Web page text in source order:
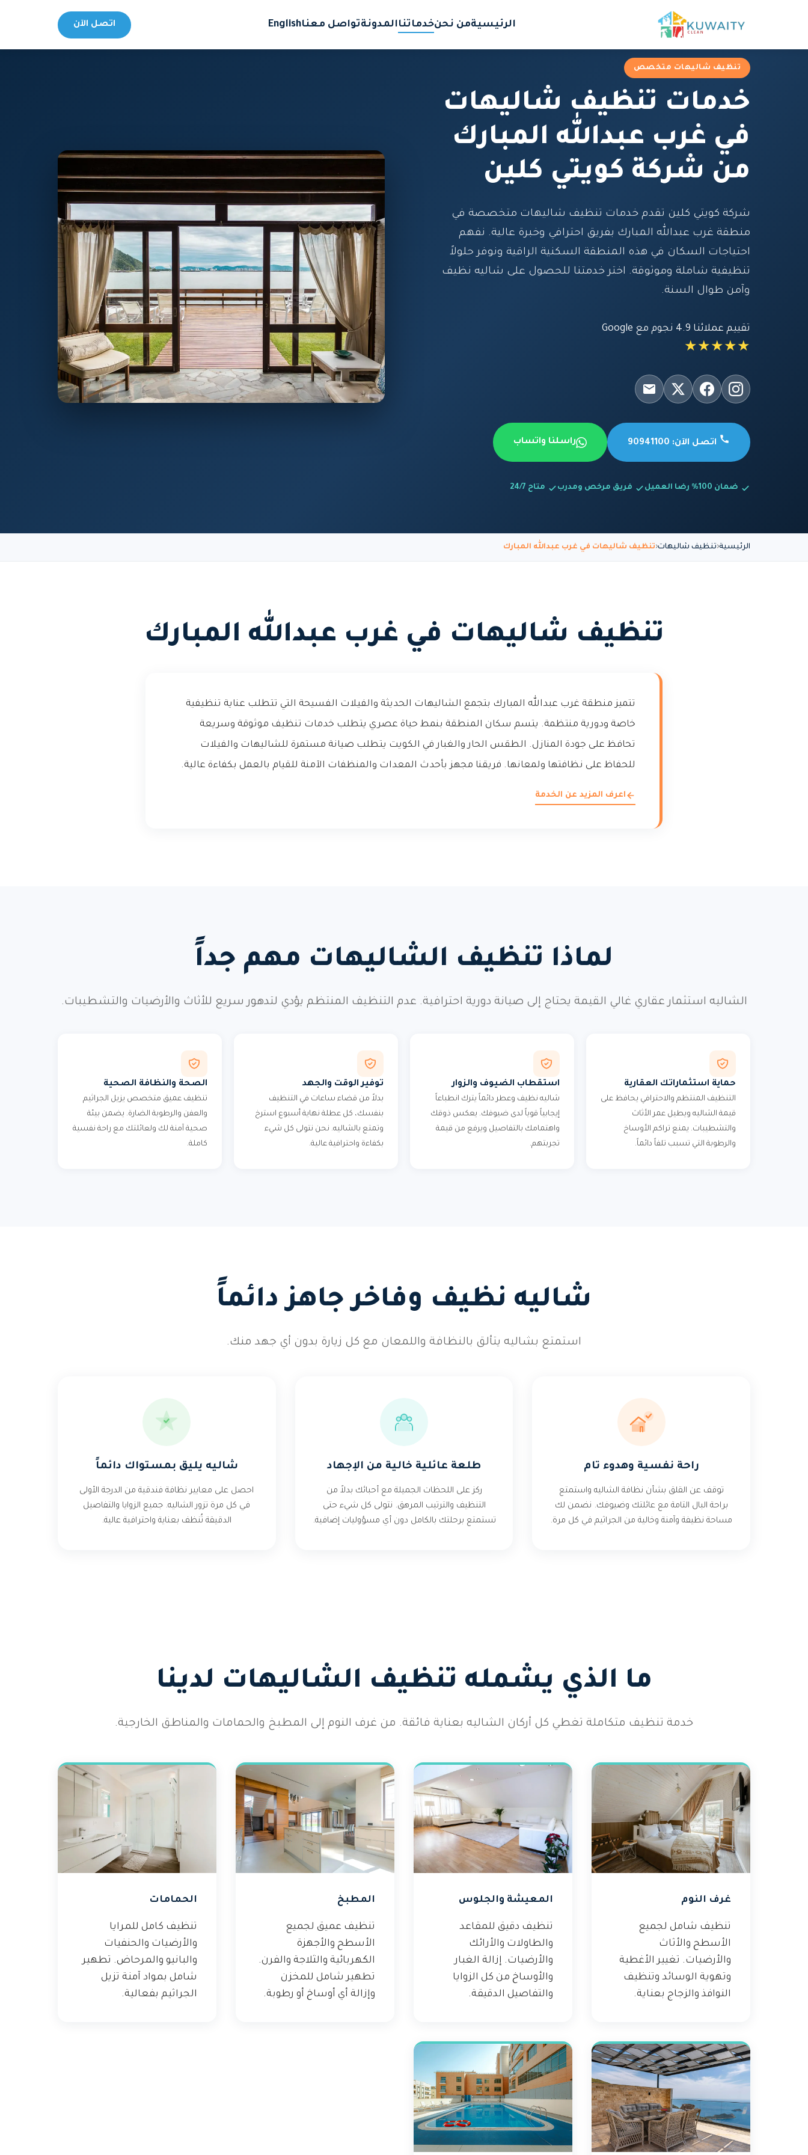
الرئيسيةمن نحنخدماتناالمدونةتواصل معناEnglish اتصل الآن
تنظيف شاليهات متخصص
خدمات تنظيف شاليهات
في غرب عبدالله المبارك
من شركة كويتي كلين
شركة كويتي كلين تقدم خدمات تنظيف شاليهات متخصصة في
منطقة غرب عبدالله المبارك بفريق احترافي وخبرة عالية. نفهم
احتياجات السكان في هذه المنطقة السكنية الراقية ونوفر حلولاً
تنظيفية شاملة وموثوقة. اختر خدمتنا للحصول على شاليه نظيف
وآمن طوال السنة.
تقييم عملائنا 4.9 نجوم مع Google
★★★★★
اتصل الآن: 90941100 راسلنا واتساب
ضمان 100% رضا العميل فريق مرخص ومدرب متاح 24/7
الرئيسية تنظيف شاليهات تنظيف شاليهات في غرب عبدالله المبارك
تنظيف شاليهات في غرب عبدالله المبارك
تتميز منطقة غرب عبدالله المبارك بتجمع الشاليهات الحديثة والفيلات الفسيحة التي تتطلب عناية تنظيفية
خاصة ودورية منتظمة. يتسم سكان المنطقة بنمط حياة عصري يتطلب خدمات تنظيف موثوقة وسريعة
تحافظ على جودة المنازل. الطقس الحار والغبار في الكويت يتطلب صيانة مستمرة للشاليهات والفيلات
للحفاظ على نظافتها ولمعانها. فريقنا مجهز بأحدث المعدات والمنظفات الآمنة للقيام بالعمل بكفاءة عالية.
اعرف المزيد عن الخدمة
لماذا تنظيف الشاليهات مهم جداً
الشاليه استثمار عقاري غالي القيمة يحتاج إلى صيانة دورية احترافية. عدم التنظيف المنتظم يؤدي لتدهور سريع للأثاث والأرضيات والتشطيبات.
حماية استثماراتك العقارية
التنظيف المنتظم والاحترافي يحافظ على
قيمة الشاليه ويطيل عمر الأثاث
والتشطيبات. يمنع تراكم الأوساخ
والرطوبة التي تسبب تلفاً دائماً.
استقطاب الضيوف والزوار
شاليه نظيف وعطر دائماً يترك انطباعاً
إيجابياً قوياً لدى ضيوفك. يعكس ذوقك
واهتمامك بالتفاصيل ويرفع من قيمة
تجربتهم.
توفير الوقت والجهد
بدلاً من قضاء ساعات في التنظيف
بنفسك، كل عطلة نهاية أسبوع استرخ
وتمتع بالشاليه. نحن نتولى كل شيء
بكفاءة واحترافية عالية.
الصحة والنظافة الصحية
تنظيف عميق متخصص يزيل الجراثيم
والعفن والرطوبة الضارة. يضمن بيئة
صحية آمنة لك ولعائلتك مع راحة نفسية
كاملة.
شاليه نظيف وفاخر جاهز دائماً
استمتع بشاليه يتألق بالنظافة واللمعان مع كل زيارة بدون أي جهد منك.
راحة نفسية وهدوء تام
توقف عن القلق بشأن نظافة الشاليه واستمتع
براحة البال التامة مع عائلتك وضيوفك. نضمن لك
مساحة نظيفة وآمنة وخالية من الجراثيم في كل مرة.
طلعة عائلية خالية من الإجهاد
ركز على اللحظات الجميلة مع أحبائك بدلاً من
التنظيف والترتيب المرهق. نتولى كل شيء حتى
تستمتع برحلتك بالكامل دون أي مسؤوليات إضافية.
شاليه يليق بمستواك دائماً
احصل على معايير نظافة فندقية من الدرجة الأولى
في كل مرة تزور الشاليه. جميع الزوايا والتفاصيل
الدقيقة تُنظف بعناية واحترافية عالية.
ما الذي يشمله تنظيف الشاليهات لدينا
خدمة تنظيف متكاملة تغطي كل أركان الشاليه بعناية فائقة. من غرف النوم إلى المطبخ والحمامات والمناطق الخارجية.
غرف النوم
تنظيف شامل لجميع
الأسطح والأثاث
والأرضيات. تغيير الأغطية
وتهوية الوسائد وتنظيف
النوافذ والزجاج بعناية.
المعيشة والجلوس
تنظيف دقيق للمقاعد
والطاولات والأرائك
والأرضيات. إزالة الغبار
والأوساخ من كل الزوايا
والتفاصيل الدقيقة.
المطبخ
تنظيف عميق لجميع
الأسطح والأجهزة
الكهربائية والثلاجة والفرن.
تطهير شامل للمخزن
وإزالة أي أوساخ أو رطوبة.
الحمامات
تنظيف كامل للمرايا
والأرضيات والحنفيات
والبانيو والمرحاض. تطهير
شامل بمواد آمنة تزيل
الجراثيم بفعالية.